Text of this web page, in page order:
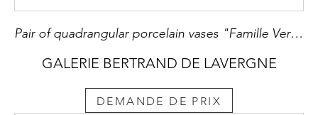
Pair of quadrangular porcelain vases "Famille Verte " decorated with kilins and birds on backgrounds of landscapes and butterflies - China Kangxi period 1662/1722 High 32cm
GALERIE BERTRAND DE LAVERGNE
DEMANDE DE PRIX